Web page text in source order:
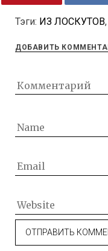
Тэги: ИЗ ЛОСКУТОВ,
ДОБАВИТЬ